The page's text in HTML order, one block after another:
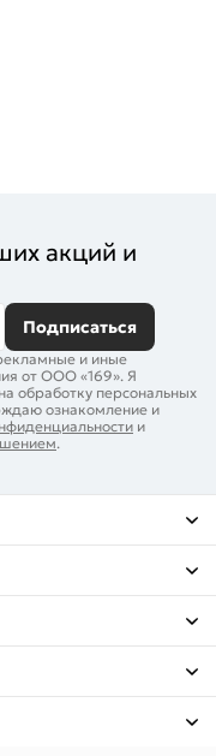
акций и
Подписаться
и иные
от ООО «169». Я
обработку персональных
ознакомление и
и
.